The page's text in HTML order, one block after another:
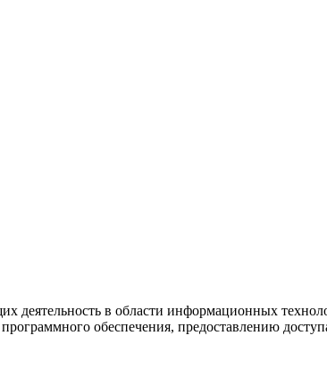
в области информационных
обеспечения, предоставлению